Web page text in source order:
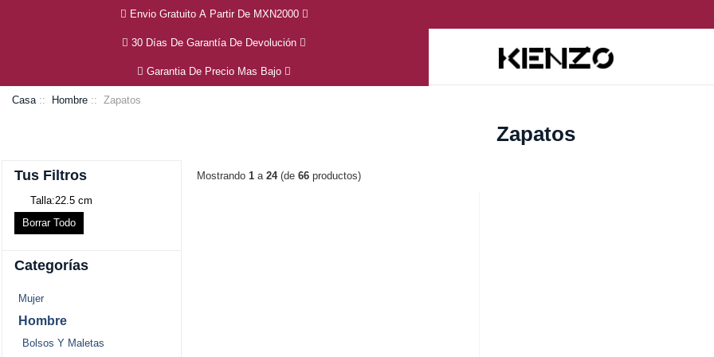
Envio Gratuito A Partir De MXN2000
30 Días De Garantía De Devolución
Garantia De Precio Mas Bajo
Casa:: Hombre :: Zapatos
Zapatos
Tus Filtros
Talla:22.5 cm
Borrar Todo
Categorías
Mujer
Hombre
Bolsos Y Maletas
Mostrando 1 a 24(de 66 productos)